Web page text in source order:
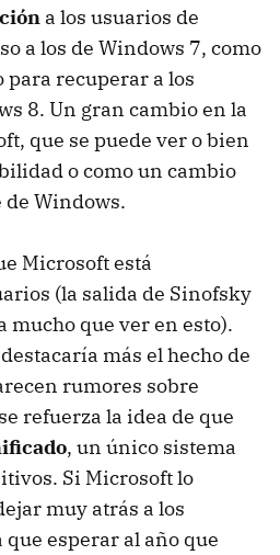
a los usuarios de
a los de Windows 7, como
para recuperar a los
8. Un gran cambio en la
que se puede ver o bien
o como un cambio
Windows.
Microsoft está
(la salida de Sinofsky
que ver en esto).
más el hecho de
rumores sobre
refuerza la idea de que
, un único sistema
Si Microsoft lo
muy atrás a los
esperar al año que